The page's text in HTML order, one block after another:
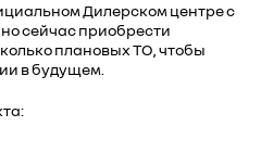
Дилерском центре c
сейчас приобрести
плановых ТО, чтобы
в будущем.